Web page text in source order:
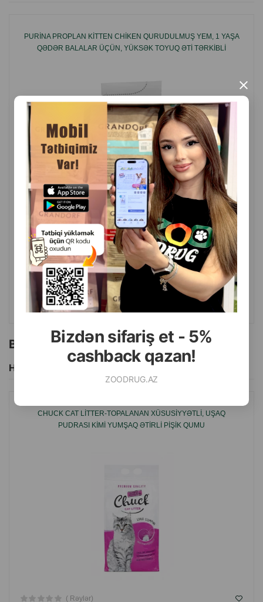
Bizdən sifariş et - 5%
cashback qazan!
ZOODRUG.AZ
×
1 yaşdan yuxarı yetkin pişiklər üçün.
PURINA PROPLAN KITTEN CHIKEN QURUDULMUŞ YEM, 1 YAŞA
QƏDƏR BALALAR ÜÇÜN, YÜKSƏK TOYUQ ƏTI TƏRKIBLI
Çəki Qiymət
Almaq
Кq (çəki ilə)
14.6 16.60
10 kq 140.9 159.00
ALMAQ
Bu brendin başqa məhsulları
Hamısını Gör
CHUCK CAT LITTER-TOPALANAN XÜSUSIYYƏTLI, UŞAQ
PUDRASI KIMI YUMŞAQ ƏTIRLI PIŞIK QUMU
( Rəylər)